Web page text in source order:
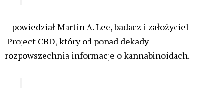
– powiedział Martin A. Lee, badacz i założyciel
Project CBD, który od ponad dekady
rozpowszechnia informacje o kannabinoidach.